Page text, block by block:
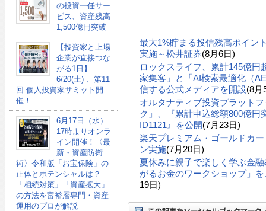
の投資一任サー
ビス、資産残高
1,500億円突破
【投資家と上場
企業が直接つな
がる1日】
6/20(土) 、第11
回 個人投資家サミット開
催！
6月17日（水）
17時よりオンラ
イン開催！〈最
新・資産防衛
術〉令和版「お宝保険」の
正体とポテンシャルは？
「相続対策」「資産拡大」
の方法を富裕層専門・資産
運用のプロが解説
最大1%貯まる投信残高ポイン
実施～松井証券(8月6日)
ロックスライフ、累計145億円
家集客」と「AI検索最適化（
信する公式メディアを開設(8月
オルタナティブ投資プラット
ク」、『累計申込総額800億円
ID1121』を公開(7月23日)
楽天プレミアム・ゴールドカ
ン実施(7月20日)
夏休みに親子で楽しく学ぶ金
がるお金のワークショップ」
19日)